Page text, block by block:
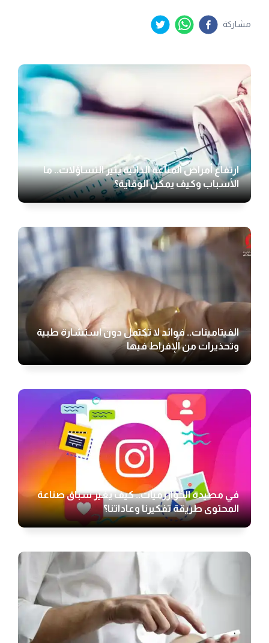
مشاركة
ارتفاع أمراض المناعة الذاتية يثير التساؤلات.. ما
الأسباب وكيف يمكن الوقاية؟
الفيتامينات.. فوائد لا تكتمل دون استشارة طبية
وتحذيرات من الإفراط فيها
في مصيدة الخوارزميات.. كيف يغير سباق صناعة
المحتوى طريقة تفكيرنا وعاداتنا؟